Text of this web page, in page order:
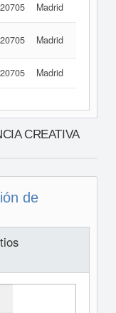
Madrid
Madrid
Madrid
CREATIVA
de